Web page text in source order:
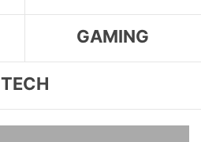
GAMING
TECH